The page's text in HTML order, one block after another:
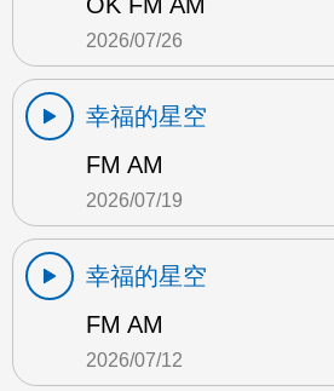
2026/07/26
幸福的星空
FM AM
2026/07/19
幸福的星空
FM AM
2026/07/12